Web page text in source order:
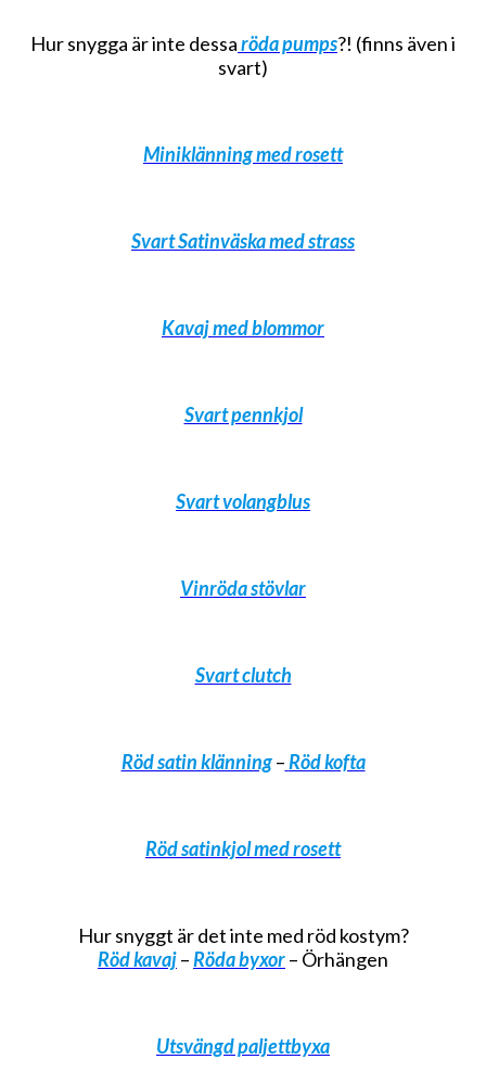
Hur snygga är inte dessaröda pumps?! (finns även i
svart)
Miniklänning med rosett
Svart Satinväska med strass
Kavaj med blommor
Svart pennkjol
Svart volangblus
Vinröda stövlar
Svart clutch
Röd satin klänning–Röd kofta
Röd satinkjol med rosett
Hur snyggt är det inte med röd kostym?
Röd kavaj–Röda byxor– Örhängen
Utsvängd paljettbyxa